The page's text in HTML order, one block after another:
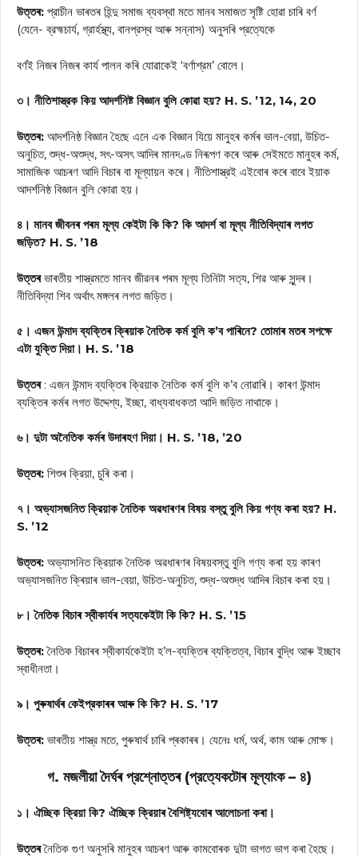
উত্তৰ: প্রাচীন ভাৰতৰ হিন্দু সমাজ ব্যবস্থা মতে মানব সমাজত সৃষ্টি হোৱা চাৰি বর্ণ
(যেনে- ব্রহ্মচার্য, গ্রার্হস্থ্য, বানপ্রস্থ আৰু সন্নাস) অনুসৰি প্রত্যেকে
বর্ণই নিজৰ নিজৰ কাৰ্য পালন কৰি যোৱাকেই ‘বর্ণাশ্রম’ বোলে।
৩। নীতিশাস্ত্রক কিয় আদর্শনিষ্ট বিজ্ঞান বুলি কোৱা হয়? H. S. ’12, 14, 20
উত্তৰ: আদর্শনিষ্ঠ বিজ্ঞান হৈছে এনে এক বিজ্ঞান যিয়ে মানুহৰ কৰ্মৰ ভাল-বেয়া, উচিত-
অনুচিত, শুদ্ধ-অশুদ্ধ, সৎ-অসৎ আদিৰ মানদণ্ড নিৰূপণ কৰে আৰু সেইমতে মানুহৰ কৰ্ম,
সামাজিক আচৰণ আদি বিচাৰ বা মূল্যায়ন কৰে। নীতিশাস্ত্রই এইবোৰ কৰে বাবে ইয়াক
আদর্শনিষ্ঠ বিজ্ঞান বুলি কোৱা হয়।
৪। মানব জীবনৰ পৰম মূল্য কেইটা কি কি? কি আদর্শ বা মূল্য নীতিবিদ্যাৰ লগত
জড়িত? H. S. ’18
উত্তৰভাৰতীয় শাস্ত্রমতে মানব জীৱনৰ পৰম মূল্য তিনিটা সত্য, শিৱ আৰু সুন্দৰ।
নীতিবিদ্যা শিব অর্থাৎ মঙ্গলৰ লগত জড়িত।
৫। এজন উন্মাদ ব্যক্তিৰ ক্ৰিয়াক নৈতিক কর্ম বুলি ক’ব পাৰিনে? তোমাৰ মতৰ সপক্ষে
এটা যুক্তি দিয়া। H. S. ’18
উত্তৰ: এজন উন্মাদ ব্যক্তিৰ ক্রিয়াক নৈতিক কর্ম বুলি ক’ব নোৱাৰি। কাৰণ উন্মাদ
ব্যক্তিৰ কৰ্মৰ লগত উদ্দেশ্য, ইচ্ছা, বাধ্যবাধকতা আদি জড়িত নাথাকে।
৬। দুটা অনৈতিক কৰ্মৰ উদাৰহণ দিয়া। H. S. ’18, ’20
উত্তৰ: শিশুৰ ক্রিয়া, চুৰি কৰা।
৭। অভ্যাসজনিত ক্রিয়াক নৈতিক অৱধাৰণৰ বিষয় বস্তু বুলি কিয় গণ্য কৰা হয়? H.
S. ’12
উত্তৰ: অভ্যাসনিত ক্রিয়াক নৈতিক অৱধাৰণৰ বিষয়বস্তু বুলি গণ্য কৰা হয় কাৰণ
অভ্যাসজনিত ক্ৰিয়াৰ ভাল-বেয়া, উচিত-অনুচিত, শুদ্ধ-অশুদ্ধ আদিৰ বিচাৰ কৰা হয়।
৮। নৈতিক বিচাৰ স্বীকাৰ্যৰ সত্যকেইটা কি কি? H. S. ’15
উত্তৰ:নৈতিক বিচাৰৰ স্বীকার্যকেইটা হ’ল-ব্যক্তিৰ ব্যক্তিত্ব, বিচাৰ বুদ্ধি আৰু ইচ্ছাব
স্বাধীনতা।
৯। পুৰুষাৰ্থৰ কেইপ্রকাৰৰ আৰু কি কি? H. S. ’17
উত্তৰ: ভাৰতীয় শাস্ত্র মতে, পুৰুষার্থ চাৰি প্ৰকাৰৰ। যেনেঃ ধর্ম, অর্থ, কাম আৰু মোক্ষ।
গ. মজলীয়া দৈৰ্ঘৰ প্রশ্নোত্তৰ (প্রত্যেকটোৰ মূল্যাংক – ৪)
১। ঐচ্ছিক ক্রিয়া কি? ঐচ্ছিক ক্রিয়াৰ বৈশিষ্ট্যবোৰ আলোচনা কৰা।
উত্তৰনৈতিক গুণ অনুসৰি মানুহৰ আচৰণ আৰু কামবোৰক দুটা ভাগত ভাগ কৰা হৈছে।